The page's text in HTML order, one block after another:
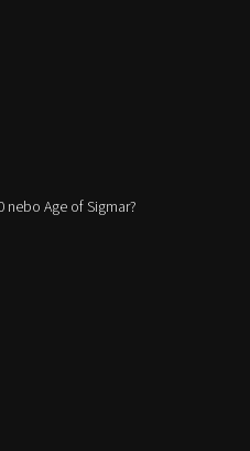
nebo Age of Sigmar?